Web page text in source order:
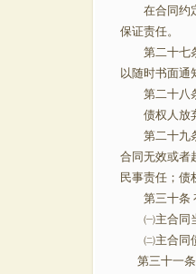
在合同约定
保证责任。
第二十七条
以随时书面通
第二十八条
债权人放弃
第二十九条
合同无效或者
民事责任；债
第三十条
㈠主合同
㈡主合同债
第三十一条